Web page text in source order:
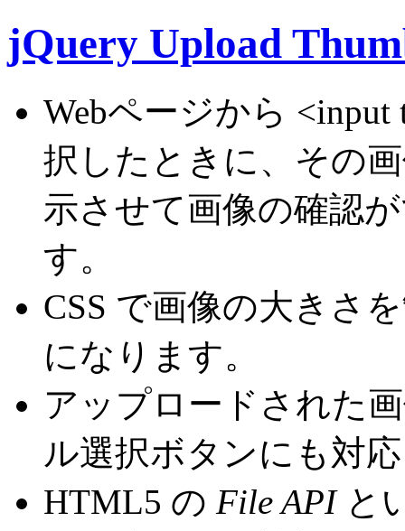
jQuery Upload
Webページから
択したときに、その
示させて画像の確認
す。
CSS で画像の大きさ
になります。
アップロードされた
ル選択ボタンにも対
HTML5 の File APIと